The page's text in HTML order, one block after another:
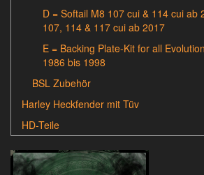
D = Softail M8 107 cui & 114 cui ab
107, 114 & 117 cui ab 2017
E = Backing Plate-Kit for all
1986 bis 1998
BSL Zubehör
Harley Heckfender mit Tüv
HD-Teile